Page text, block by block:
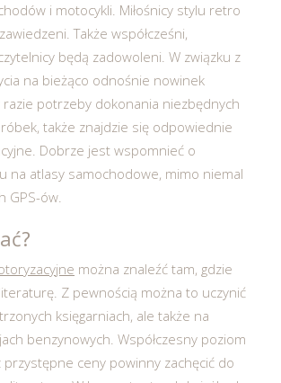
i motocykli. Miłośnicy stylu retro
Także współcześni,
będą zadowoleni. W związku z
na bieżąco odnośnie nowinek
potrzeby dokonania niezbędnych
także znajdzie się odpowiednie
Dobrze jest wspomnieć o
na atlasy samochodowe, mimo niemal
GPS-ów.
można znaleźć tam, gdzie
Z pewnością można to uczynić
księgarniach, ale także na
benzynowych. Współczesny poziom
ceny powinny zachęcić do